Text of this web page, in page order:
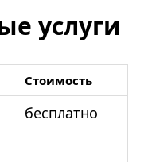
услуги
Стоимость
бесплатно